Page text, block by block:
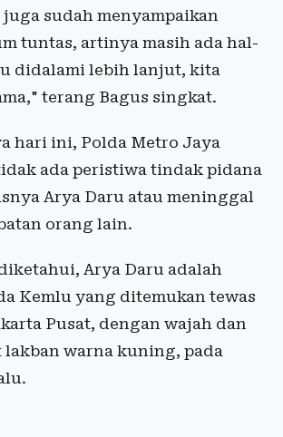
sudah menyampaikan
tuntas, artinya masih ada hal-
didalami lebih lanjut, kita
terang Bagus singkat.
hari ini, Polda Metro Jaya
ada peristiwa tindak pidana
Arya Daru atau meninggal
orang lain.
Arya Daru adalah
Kemlu yang ditemukan tewas
Pusat, dengan wajah dan
warna kuning, pada